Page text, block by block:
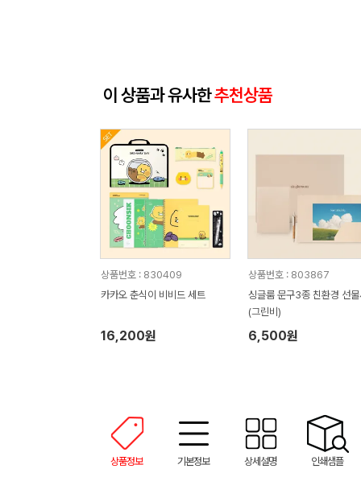
이 상품과 유사한추천상품
상품번호 : 830409
카카오 춘식이 비비드 세트
16,200원
상품번호 : 803867
싱글룸 문구3종 친환경 선물
(그린비)
6,500원
상품정보 기본정보 상세설명 인쇄샘플